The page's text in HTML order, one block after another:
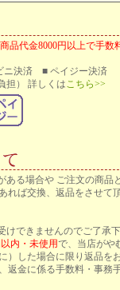
商品代金8000円以上で手数
ニ決済 ■ ペイジー決済
担） 詳しくはこちら>>
ある場合や ご注文の商品
れば交換、返品をさせて
けできませんのでご了承
内・未使用で、当店がや
）した場合に限り返品を
返金に係る手数料・事務